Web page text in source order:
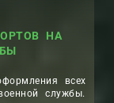
НА
всех
службы.